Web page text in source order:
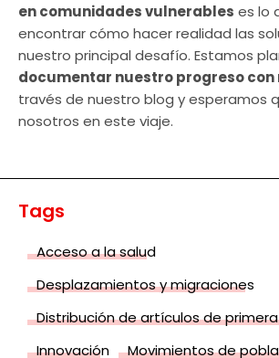
en comunidades vulnerables es lo
encontrar cómo hacer realidad las
nuestro principal desafío. Estamos
documentar nuestro progreso
través de nuestro blog y esperamos
nosotros en este viaje.
Tags
Acceso a la salud
Desplazamientos y migraciones
Distribución de artículos de
Innovación
Movimientos de